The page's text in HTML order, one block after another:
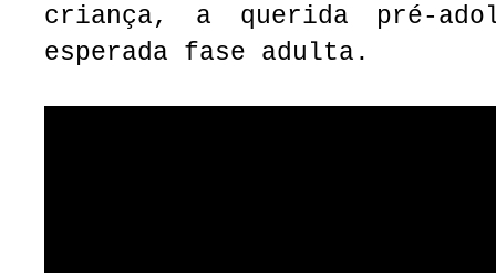
criança, a querida pré-
esperada fase adulta.